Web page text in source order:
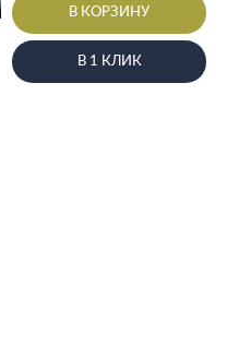
В КОРЗИНУ
В 1 КЛИК